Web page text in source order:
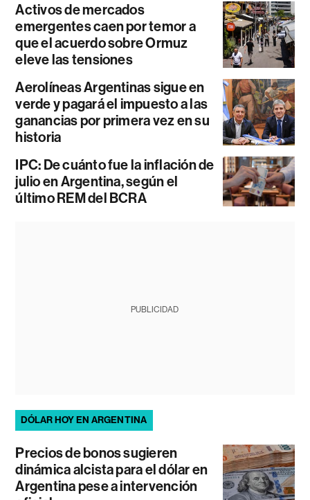
Activos de mercados
emergentes caen por temor a
que el acuerdo sobre Ormuz
eleve las tensiones
Aerolíneas Argentinas sigue en
verde y pagará el impuesto a las
ganancias por primera vez en su
historia
IPC: De cuánto fue la inflación de
julio en Argentina, según el
último REM del BCRA
PUBLICIDAD
DÓLAR HOY EN ARGENTINA
Precios de bonos sugieren
dinámica alcista para el dólar en
Argentina pese a intervención